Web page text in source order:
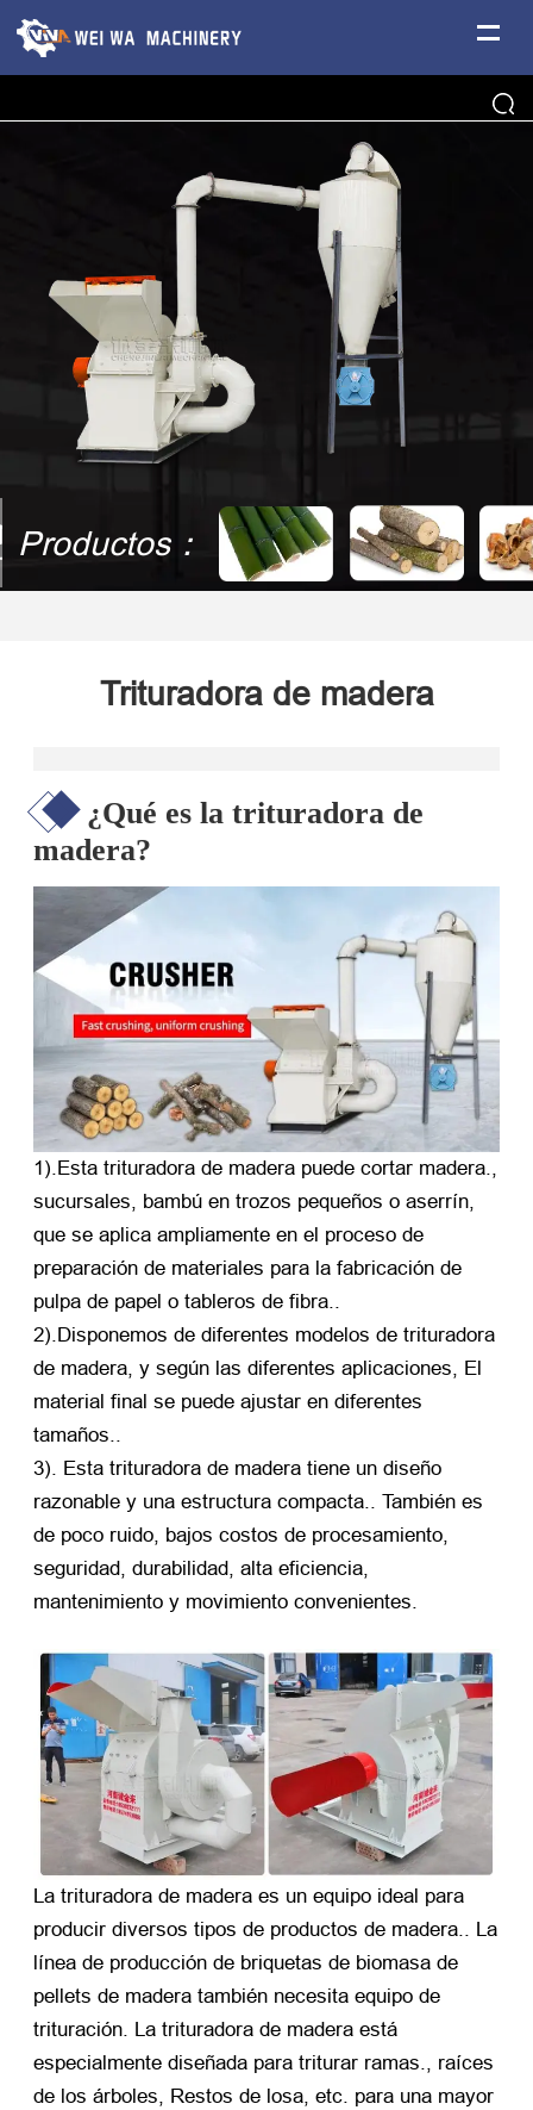
Productos：
Trituradora de madera
¿Qué es la trituradora de
madera?
1).Esta trituradora de madera puede cortar madera.,
sucursales, bambú en trozos pequeños o aserrín,
que se aplica ampliamente en el proceso de
preparación de materiales para la fabricación de
pulpa de papel o tableros de fibra..
2).Disponemos de diferentes modelos de trituradora
de madera, y según las diferentes aplicaciones, El
material final se puede ajustar en diferentes
tamaños..
3). Esta trituradora de madera tiene un diseño
razonable y una estructura compacta.. También es
de poco ruido, bajos costos de procesamiento,
seguridad, durabilidad, alta eficiencia,
mantenimiento y movimiento convenientes.
La trituradora de madera es un equipo ideal para
producir diversos tipos de productos de madera.. La
línea de producción de briquetas de biomasa de
pellets de madera también necesita equipo de
trituración. La trituradora de madera está
especialmente diseñada para triturar ramas., raíces
de los árboles, Restos de losa, etc. para una mayor